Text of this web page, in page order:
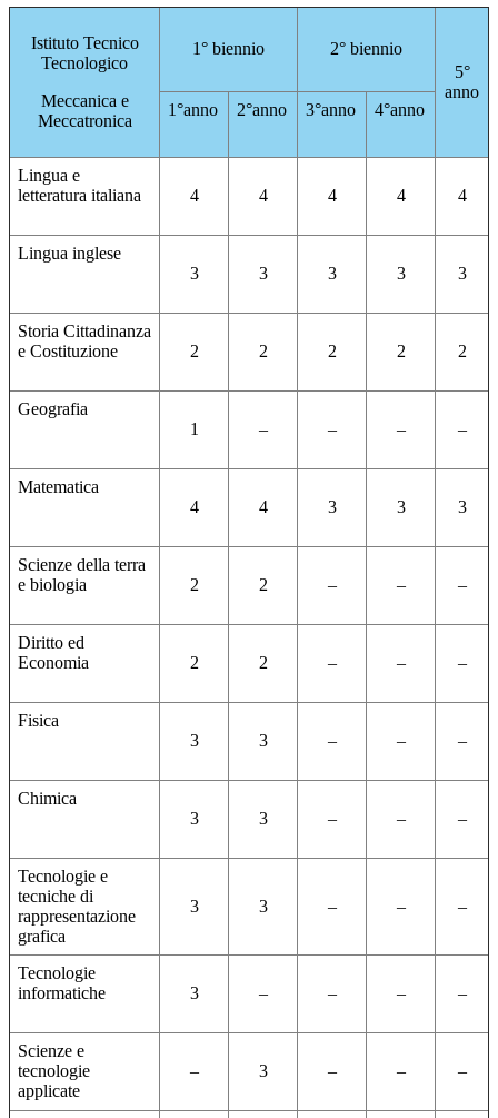
Istituto Tecnico
Tecnologico
Meccanica e
Meccatronica
1° biennio
2° biennio
5°
anno
1°anno
2°anno 3°anno 4°anno
Lingua e
letteratura italiana
4 4 4 4 4
Lingua inglese
3
3 3 3 3
Storia Cittadinanza
e Costituzione
2 2 2 2 2
Geografia
1
– – – –
Matematica
4
4 3 3 3
Scienze della terra
e biologia
2 2 – – –
Diritto ed
Economia
2 2 – – –
Fisica
3
3 – – –
Chimica
3
3 – – –
Tecnologie e
tecniche di
rappresentazione
grafica
3 3 – – –
Tecnologie
informatiche
3 – – – –
Scienze e
tecnologie
applicate
– 3 – – –